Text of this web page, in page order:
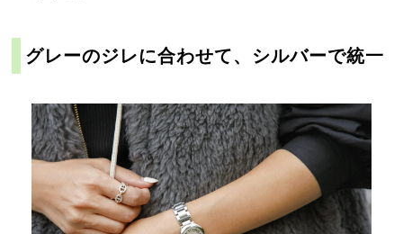
グレーのジレに合わせて、シルバーで統一